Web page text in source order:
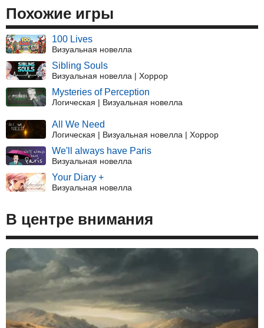
Похожие игры
100 Lives
Визуальная новелла
Sibling Souls
Визуальная новелла | Хоррор
Mysteries of Perception
Логическая | Визуальная новелла
All We Need
Логическая | Визуальная новелла | Хоррор
We'll always have Paris
Визуальная новелла
Your Diary +
Визуальная новелла
В центре внимания